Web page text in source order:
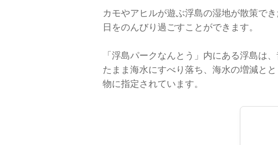
カモやアヒルが遊ぶ浮島の湿地が散策で
日をのんびり過ごすことができます。
「浮島パークなんとう」内にある浮島は
たまま海水にすべり落ち、海水の増減と
物に指定されています。